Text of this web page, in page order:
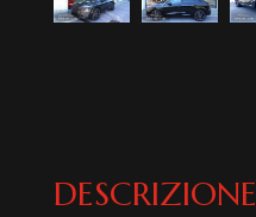
DESCRIZIONE